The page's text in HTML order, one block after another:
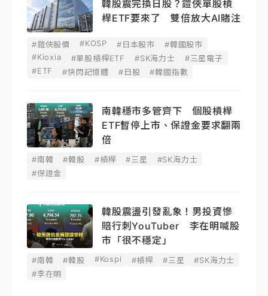
韓股震完換日股？鎧俠單股槓
桿ETF要來了 雙倍放大AI賭注
#鎧俠股價 #KOSP #日本股市
#韓國股市
#Kioxia
#單股槓桿ETF #SK海力士
#三星電子
#ETF
#快閃記憶體 #日股 #韓國指數
南韓穩市多管齊下 個股槓桿
ETF暫停上市、保證金要求翻兩
倍
#南韓 #韓股 #槓桿 #三星
#SK海力士
#保證金
韓股震盪引發亂象！男投資慘
賠行刺YouTuber 李在明喊股
市「很不穩定」
#南韓 #韓股 #Kospi #槓桿 #三星
#SK海力士
#李在明